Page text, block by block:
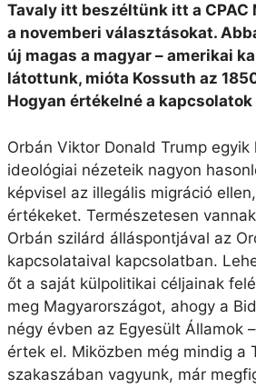
Tavaly itt beszéltünk itt a
a novemberi választásokat.
új magas a magyar – amerikai
látottunk, mióta Kossuth az
Hogyan értékelné a
Orbán Viktor Donald Trump
ideológiai nézeteik nagyon
képvisel az illegális migráció
értékeket. Természetesen
Orbán szilárd álláspontjával az
kapcsolataival kapcsolatban.
őt a saját külpolitikai céljainak
meg Magyarországot, ahogy a
négy évben az Egyesült Államok
értek el. Miközben még mindig a
szakaszában vagyunk, már